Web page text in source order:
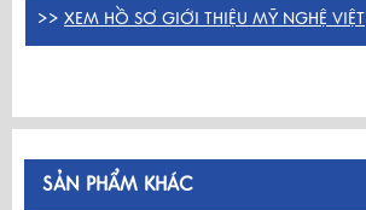
>> XEM HỒ SƠ GIỚI THIỆU MỸ NGHỆ VIỆT
SẢN PHẨM KHÁC